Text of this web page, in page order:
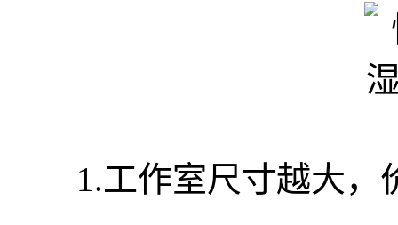
1.工作室尺寸越大，